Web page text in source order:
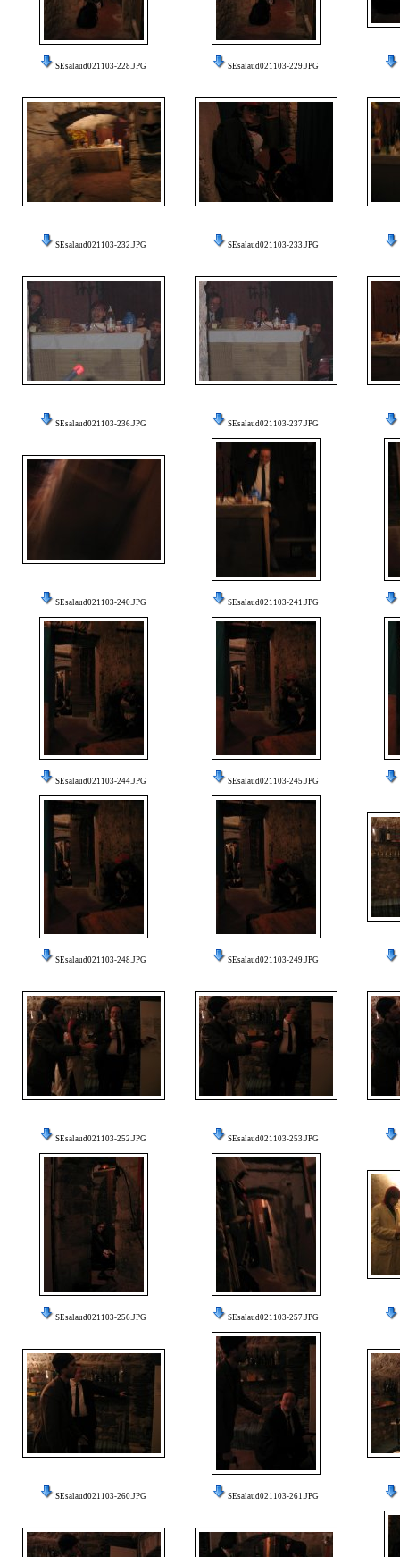
SEsalaud021103-228.JPG SEsalaud021103-229.JPG
SEsalaud021103-232.JPG SEsalaud021103-233.JPG
SEsalaud021103-236.JPG SEsalaud021103-237.JPG
SEsalaud021103-240.JPG SEsalaud021103-241.JPG
SEsalaud021103-244.JPG SEsalaud021103-245.JPG
SEsalaud021103-248.JPG SEsalaud021103-249.JPG
SEsalaud021103-252.JPG SEsalaud021103-253.JPG
SEsalaud021103-256.JPG SEsalaud021103-257.JPG
SEsalaud021103-260.JPG SEsalaud021103-261.JPG